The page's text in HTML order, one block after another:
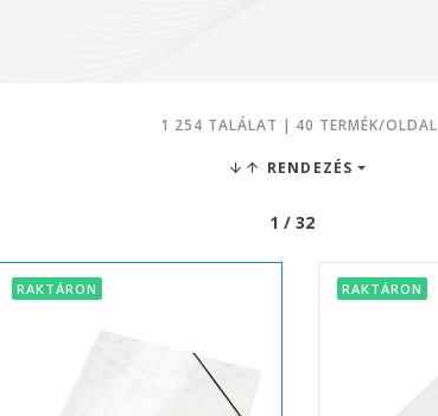
1 254 TALÁLAT | 40 TERMÉK/OLDAL
RENDEZÉS
1 / 32
RAKTÁRON RAKTÁRON